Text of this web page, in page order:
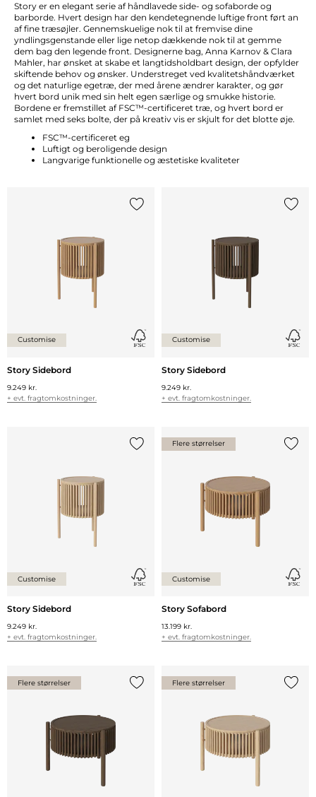
Story er en elegant serie af håndlavede side- og sofaborde og
barborde. Hvert design har den kendetegnende luftige front ført an
af fine træsøjler. Gennemskuelige nok til at fremvise dine
yndlingsgenstande eller lige netop dækkende nok til at gemme
dem bag den legende front. Designerne bag, Anna Karnov & Clara
Mahler, har ønsket at skabe et langtidsholdbart design, der opfylder
skiftende behov og ønsker. Understreget ved kvalitetshåndværket
og det naturlige egetræ, der med årene ændrer karakter, og gør
hvert bord unik med sin helt egen særlige og smukke historie.
Bordene er fremstillet af FSC™-certificeret træ, og hvert bord er
samlet med seks bolte, der på kreativ vis er skjult for det blotte øje.
FSC™-certificeret eg
Luftigt og beroligende design
Langvarige funktionelle og æstetiske kvaliteter
Customise
Story Sidebord
9.249 kr.
+ evt. fragtomkostninger.
Customise
Story Sidebord
9.249 kr.
+ evt. fragtomkostninger.
Customise
Story Sidebord
9.249 kr.
+ evt. fragtomkostninger.
Flere størrelser
Customise
Story Sofabord
13.199 kr.
+ evt. fragtomkostninger.
Flere størrelser Flere størrelser